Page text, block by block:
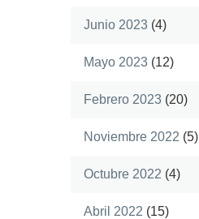
Junio 2023 (4)
Mayo 2023 (12)
Febrero 2023 (20)
Noviembre 2022 (5)
Octubre 2022 (4)
Abril 2022 (15)